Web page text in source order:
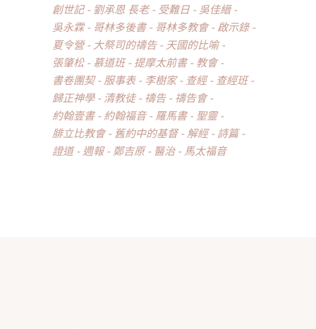
創世記
劉承恩 長老 受難日
吳佳縉
吳永霖
哥林多後書 哥林多教會
啟示錄
夏令營
大祭司的禱告
天國的比喻
張肇松
慕道班 提摩太前書
教會
書卷團契
服事表 李樹家 查經
查經班
歸正神學
清教徒 禱告
禱告會
約翰壹書
約翰福音 羅馬書
聖靈
腓立比教會
舊約中的基督 解經
詩篇
證道
週報 鄭吉原 醫治 馬太福音